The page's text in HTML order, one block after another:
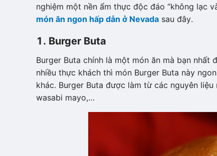
nghiệm một nền ẩm thực độc đáo “không lạc
món ăn ngon hấp dẫn ở Nevada sau đây.
1. Burger Buta
Burger Buta chính là một món ăn mà bạn
nhiều thực khách thì món Burger Buta này
khác. Burger Buta được làm từ các nguyên
wasabi mayo,…